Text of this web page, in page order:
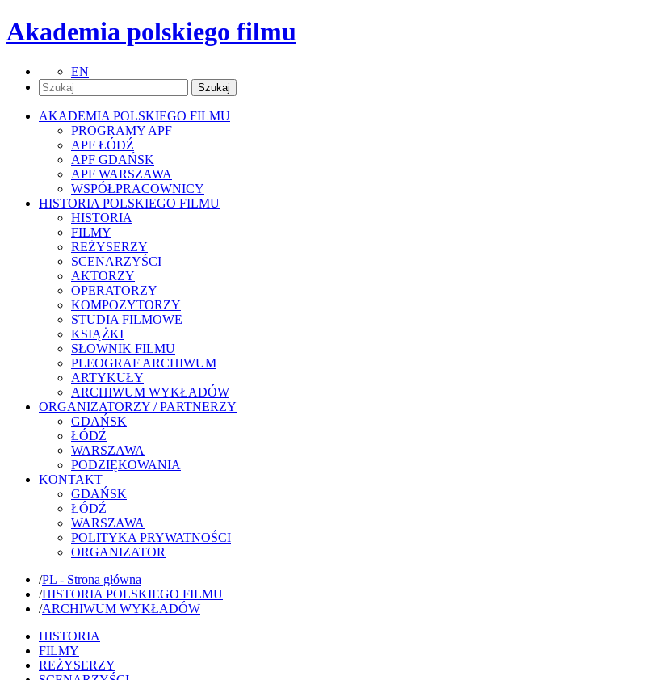
Akademia polskiego filmu
EN
AKADEMIA POLSKIEGO FILMU
PROGRAMY APF
APF ŁÓDŹ
APF GDAŃSK
APF WARSZAWA
WSPÓŁPRACOWNICY
HISTORIA POLSKIEGO FILMU
HISTORIA
FILMY
REŻYSERZY
SCENARZYŚCI
AKTORZY
OPERATORZY
KOMPOZYTORZY
STUDIA FILMOWE
KSIĄŻKI
SŁOWNIK FILMU
PLEOGRAF ARCHIWUM
ARTYKUŁY
ARCHIWUM WYKŁADÓW
ORGANIZATORZY / PARTNERZY
GDAŃSK
ŁÓDŹ
WARSZAWA
PODZIĘKOWANIA
KONTAKT
GDAŃSK
ŁÓDŹ
WARSZAWA
POLITYKA PRYWATNOŚCI
ORGANIZATOR
/PL - Strona główna
/HISTORIA POLSKIEGO FILMU
/ARCHIWUM WYKŁADÓW
HISTORIA
FILMY
REŻYSERZY